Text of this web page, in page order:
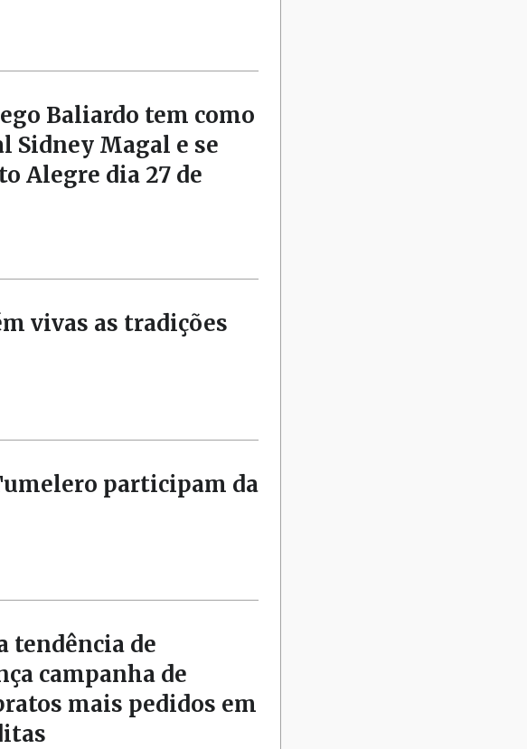
Baliardo tem como
Sidney Magal e se
Alegre dia 27 de
vivas as tradições
participam da
tendência de
campanha de
mais pedidos em